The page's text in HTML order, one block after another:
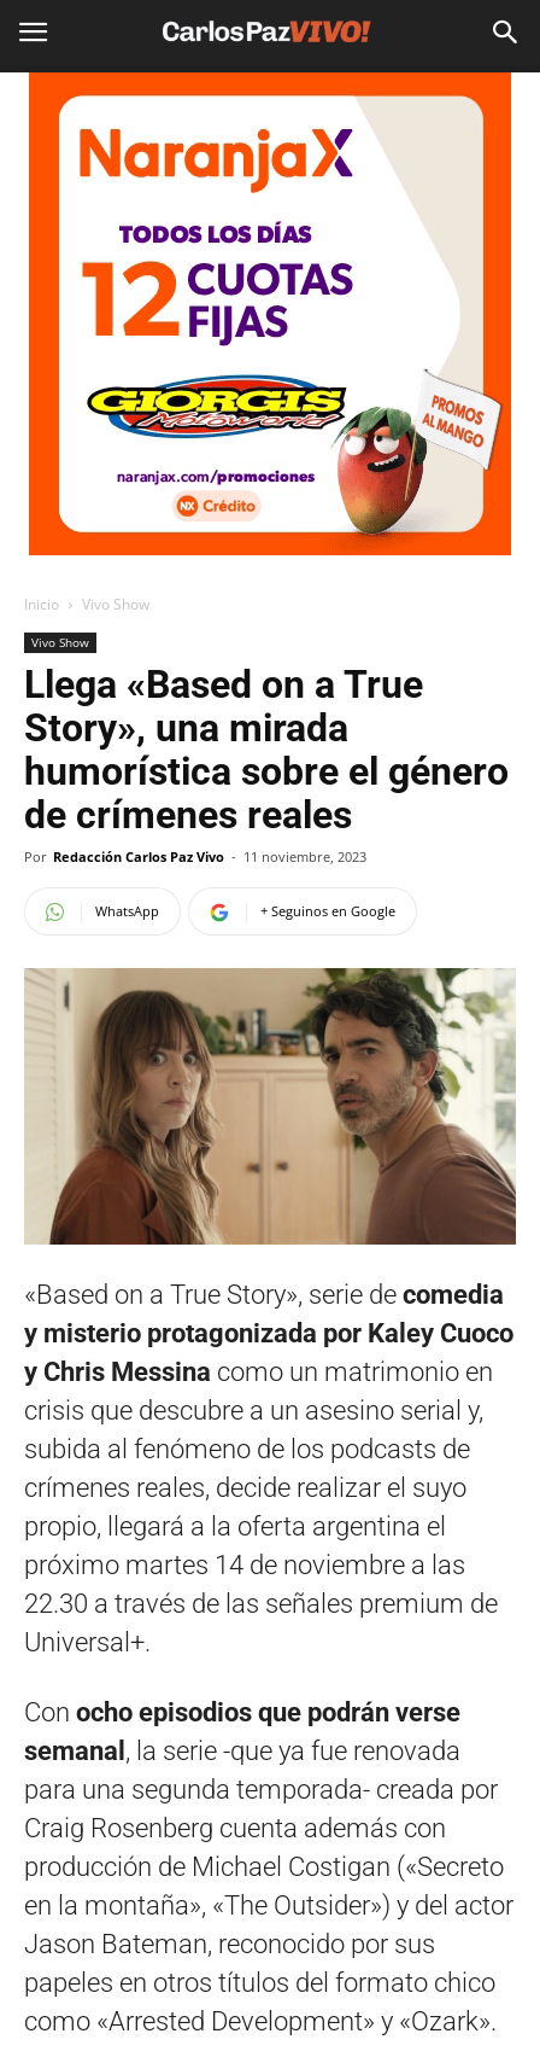
Inicio Vivo Show
Vivo Show
Llega «Based on a True
Story», una mirada
humorística sobre el género
de crímenes reales
Por Redacción Carlos Paz Vivo - 11 noviembre, 2023
WhatsApp + Seguinos en Google
«Based on a True Story», serie de comedia
y misterio protagonizada por Kaley Cuoco
y Chris Messina como un matrimonio en
crisis que descubre a un asesino serial y,
subida al fenómeno de los podcasts de
crímenes reales, decide realizar el suyo
propio, llegará a la oferta argentina el
próximo martes 14 de noviembre a las
22.30 a través de las señales premium de
Universal+.
Con ocho episodios que podrán verse
semanal , la serie -que ya fue renovada
para una segunda temporada- creada por
Craig Rosenberg cuenta además con
producción de Michael Costigan («Secreto
en la montaña», «The Outsider») y del actor
Jason Bateman, reconocido por sus
papeles en otros títulos del formato chico
como «Arrested Development» y «Ozark».